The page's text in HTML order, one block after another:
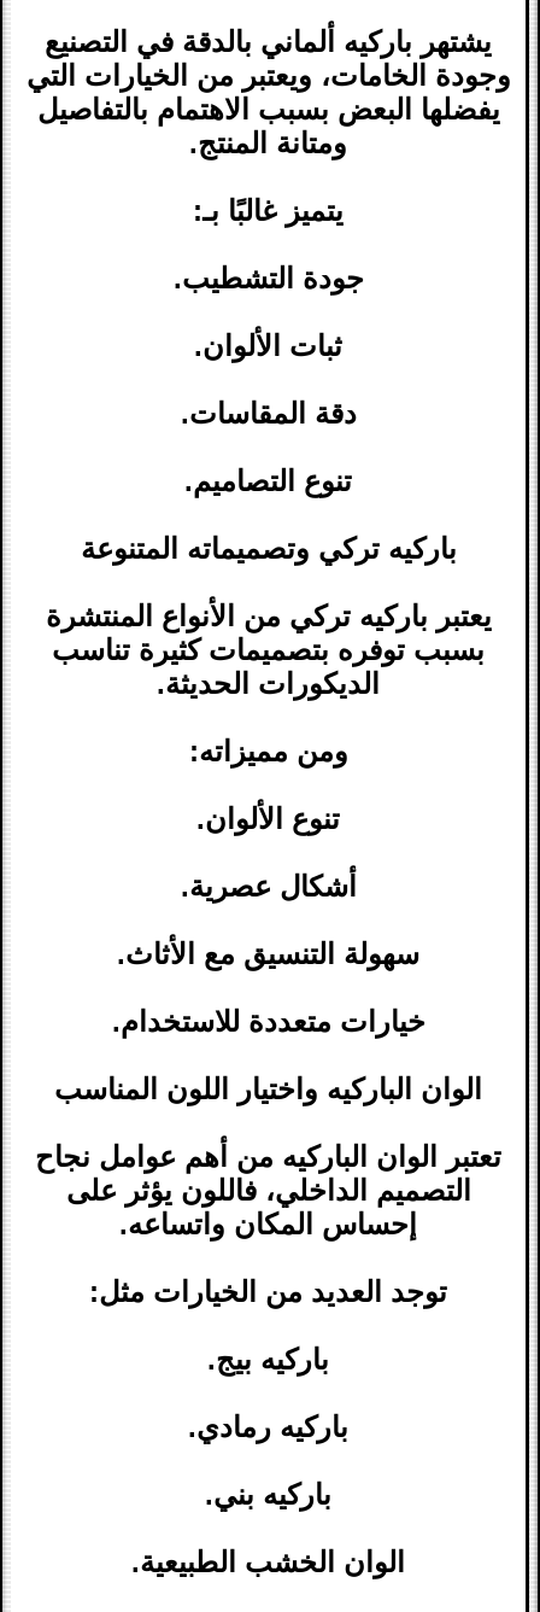
يشتهر باركيه ألماني بالدقة في التصنيع
وجودة الخامات، ويعتبر من الخيارات التي
يفضلها البعض بسبب الاهتمام بالتفاصيل
ومتانة المنتج.
يتميز غالبًا بـ:
جودة التشطيب.
ثبات الألوان.
دقة المقاسات.
تنوع التصاميم.
باركيه تركي وتصميماته المتنوعة
يعتبر باركيه تركي من الأنواع المنتشرة
بسبب توفره بتصميمات كثيرة تناسب
الديكورات الحديثة.
ومن مميزاته:
تنوع الألوان.
أشكال عصرية.
سهولة التنسيق مع الأثاث.
خيارات متعددة للاستخدام.
الوان الباركيه واختيار اللون المناسب
تعتبر الوان الباركيه من أهم عوامل نجاح
التصميم الداخلي، فاللون يؤثر على
إحساس المكان واتساعه.
توجد العديد من الخيارات مثل:
باركيه بيج.
باركيه رمادي.
باركيه بني.
الوان الخشب الطبيعية.